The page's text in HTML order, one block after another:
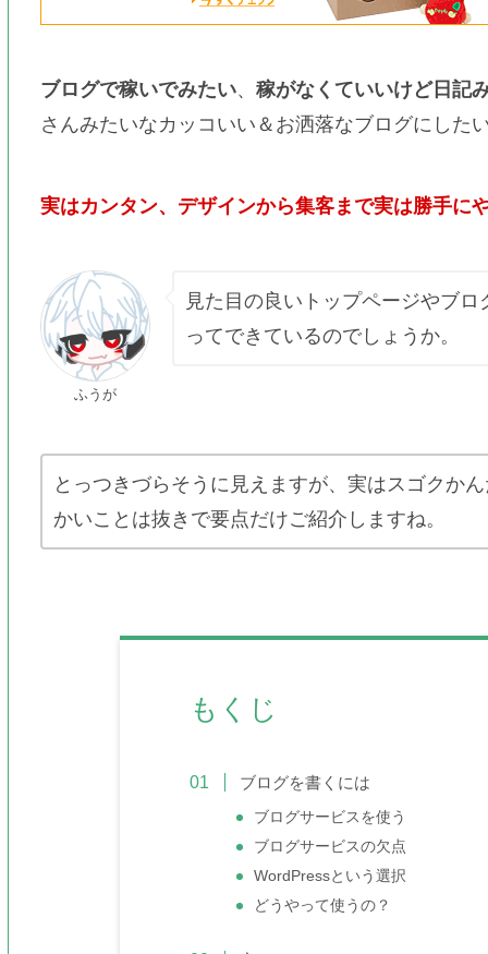
ブログで稼いでみたい、 稼がなくていいけど日記
さんみたいなカッコいい＆お洒落なブログにした
実はカンタン、デザインから集客まで実は勝手に
ふうが
見た目の良いトップページやブ
ってできているのでしょうか。
とっつきづらそうに見えますが、実はスゴクか
かいことは抜きで要点だけご紹介しますね。
もくじ
ブログを書くには
ブログサービスを使う
ブログサービスの欠点
WordPressという選択
どうやって使うの？